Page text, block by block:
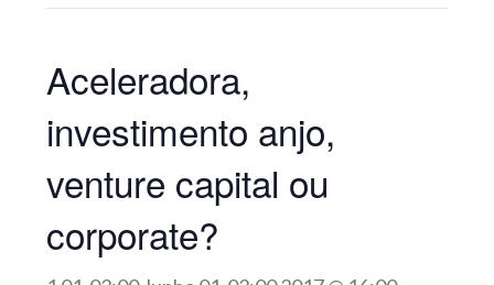
Aceleradora,
investimento anjo,
venture capital ou
corporate?